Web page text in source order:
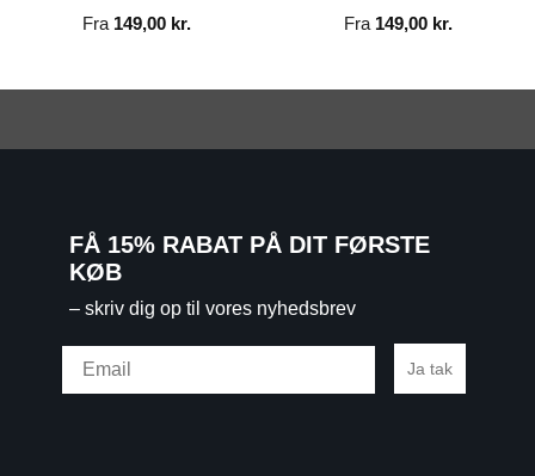
Fra 149,00 kr. Fra 149,00 kr.
FÅ 15% RABAT PÅ DIT FØRSTE
KØB
– skriv dig op til vores nyhedsbrev
Ja tak